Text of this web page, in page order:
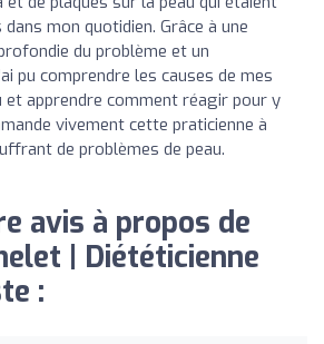
mon quotidien. Grâce à une
du problème et un
pu comprendre les causes de mes
et apprendre comment réagir pour y
vivement cette praticienne à
de problèmes de peau.
avis à propos de
| Diététicienne
: